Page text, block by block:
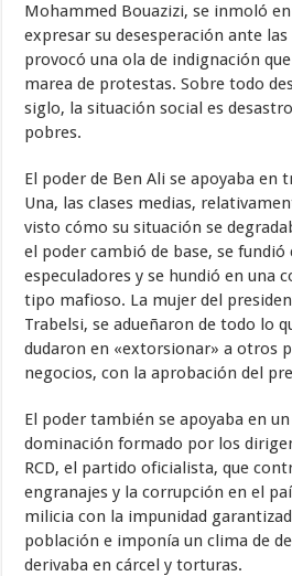
Mohammed Bouazizi, se inmoló
expresar su desesperación ante
provocó una ola de indignación
marea de protestas. Sobre todo
siglo, la situación social es
pobres.
El poder de Ben Ali se apoyaba en
Una, las clases medias,
visto cómo su situación se
el poder cambió de base, se fundió
especuladores y se hundió en una
tipo mafioso. La mujer del
Trabelsi, se adueñaron de todo lo
dudaron en «extorsionar» a otros
negocios, con la aprobación del
El poder también se apoyaba en
dominación formado por los
RCD, el partido oficialista, que
engranajes y la corrupción en el
milicia con la impunidad
población e imponía un clima de
derivaba en cárcel y torturas.